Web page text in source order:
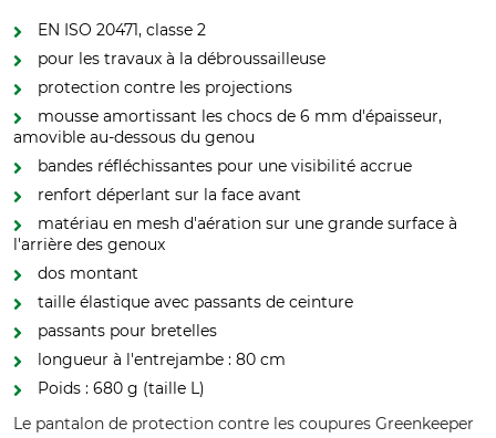
EN ISO 20471, classe 2
pour les travaux à la débroussailleuse
protection contre les projections
mousse amortissant les chocs de 6 mm d'épaisseur,
amovible au-dessous du genou
bandes réfléchissantes pour une visibilité accrue
renfort déperlant sur la face avant
matériau en mesh d'aération sur une grande surface à
l'arrière des genoux
dos montant
taille élastique avec passants de ceinture
passants pour bretelles
longueur à l'entrejambe : 80 cm
Poids : 680 g (taille L)
Le pantalon de protection contre les coupures Greenkeeper